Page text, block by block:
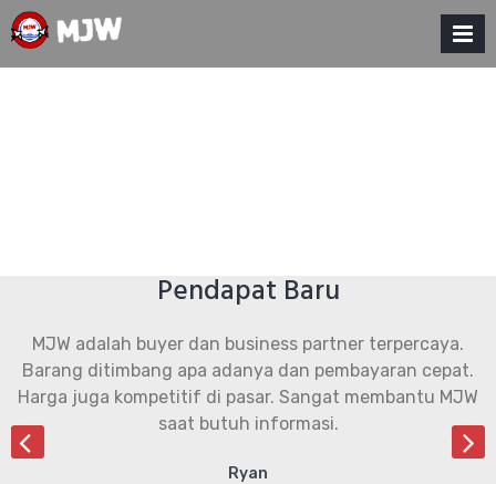
Skip
to
content
MJW Seafood MENU
Pendapat Baru
MJW adalah buyer dan business partner terpercaya.
Barang ditimbang apa adanya dan pembayaran cepat.
Harga juga kompetitif di pasar. Sangat membantu MJW
saat butuh informasi.
Ryan